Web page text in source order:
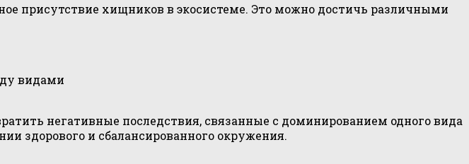
присутствие хищников в экосистеме. Это можно достичь различными
видами
негативные последствия, связанные с доминированием одного вида
здорового и сбалансированного окружения.